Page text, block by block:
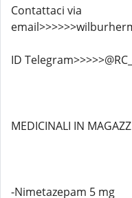
Contattaci via
ID
MEDICINALI IN
-Nimetazepam 5 mg